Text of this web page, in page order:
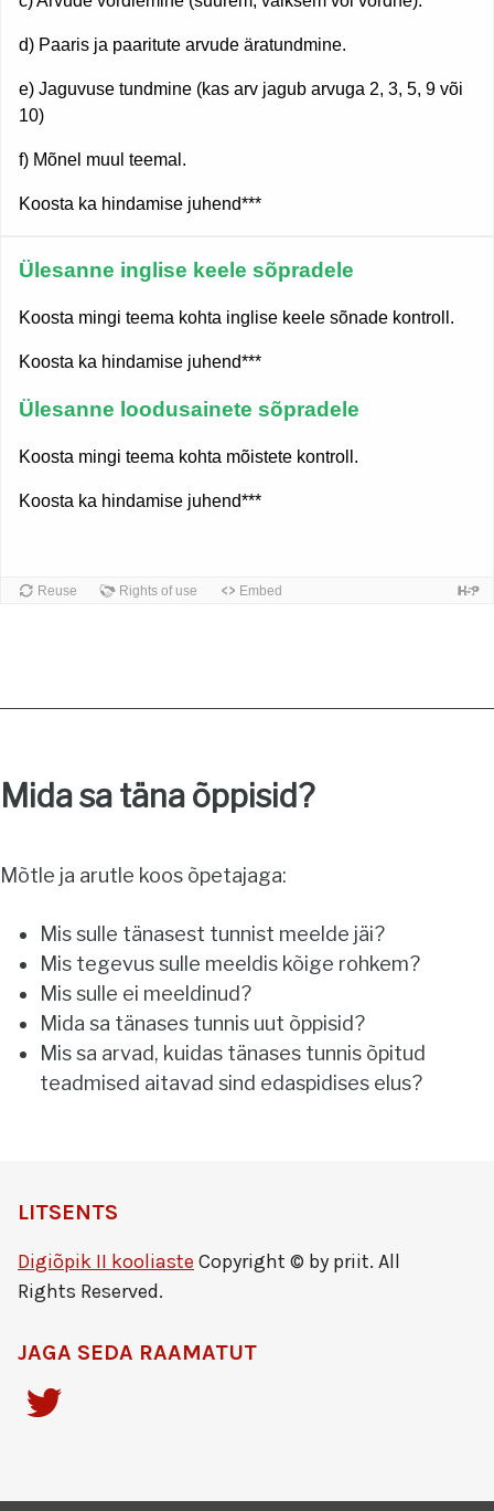
Mida sa täna õppisid?
Mõtle ja arutle koos õpetajaga:
Mis sulle tänasest tunnist meelde jäi?
Mis tegevus sulle meeldis kõige rohkem?
Mis sulle ei meeldinud?
Mida sa tänases tunnis uut õppisid?
Mis sa arvad, kuidas tänases tunnis õpitud
teadmised aitavad sind edaspidises elus?
LITSENTS
Digiõpik II kooliaste Copyright © by priit. All
Rights Reserved.
JAGA SEDA RAAMATUT